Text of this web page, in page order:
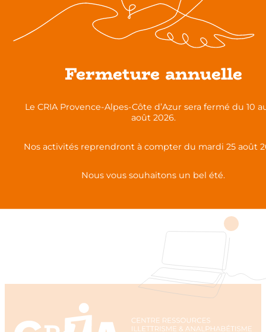
L’appui aux démarches innovantesconsiste à :
démarche participative (les ambassadeurs de
la lutte contre l’illettrisme),
pratiques,
personnes dans des démarches de formation
de base ou d’accès à la langue,
Fermeture annuelle
Le CRIA Provence-Alpes-Côte d’Azur sera fermé du 10
août 2026.
Nos activités reprendront à compter du mardi 25 août
Nous vous souhaitons un bel été.